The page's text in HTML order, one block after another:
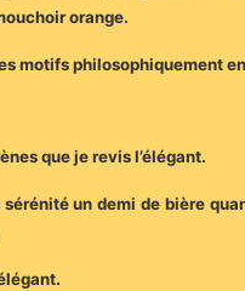
orange.
motifs philosophiquement
que je revis l’élégant.
un demi de bière